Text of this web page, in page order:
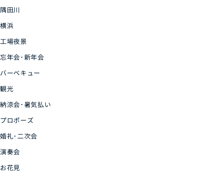
隅田川
横浜
工場夜景
忘年会･新年会
バーベキュー
観光
納涼会･暑気払い
プロポーズ
婚礼･二次会
演奏会
お花見